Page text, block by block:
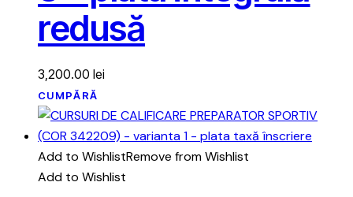
redusă
3,200.00 lei
CUMPĂRĂ
Add to WishlistRemove from Wishlist
Add to Wishlist